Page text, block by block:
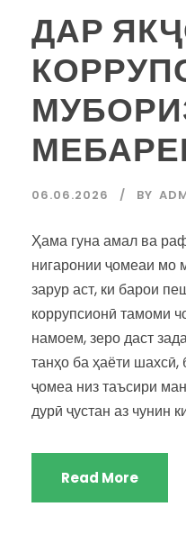
ДАР
06.06.2026 BY
Ҳама гуна амал ва
нигаронии ҷомеаи мо
зарур аст, ки барои
коррупсионӣ тамоми
намоем, зеро даст
танҳо ба ҳаёти
ҷомеа низ таъсири
дурӣ ҷустан аз чунин
Read More